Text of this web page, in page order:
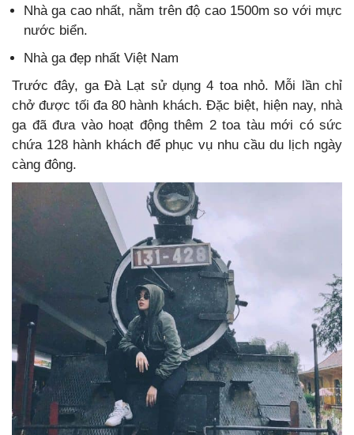
Nhà ga cao nhất, nằm trên độ cao 1500m so với mực
nước biển.
Nhà ga đẹp nhất Việt Nam
Trước đây, ga Đà Lạt sử dụng 4 toa nhỏ. Mỗi lần chỉ
chở được tối đa 80 hành khách. Đặc biệt, hiện nay, nhà
ga đã đưa vào hoạt động thêm 2 toa tàu mới có sức
chứa 128 hành khách để phục vụ nhu cầu du lịch ngày
càng đông.